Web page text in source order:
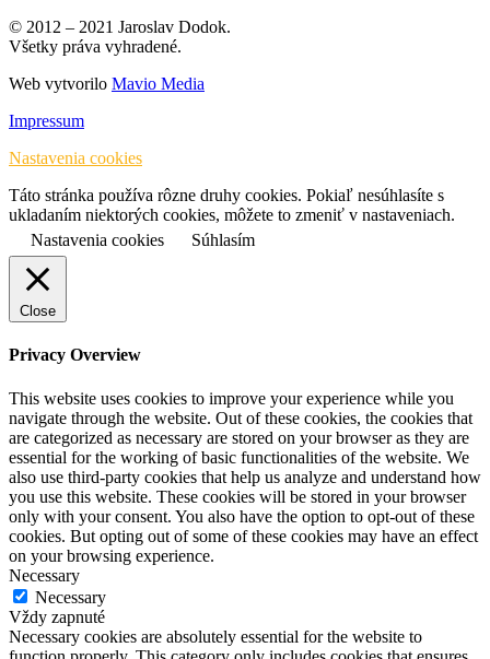
© 2012 – 2021 Jaroslav Dodok.
Všetky práva vyhradené.
Web vytvorilo Mavio Media
Impressum
Nastavenia cookies
Táto stránka používa rôzne druhy cookies. Pokiaľ nesúhlasíte s
ukladaním niektorých cookies, môžete to zmeniť v nastaveniach.
Nastavenia cookies
Súhlasím
Close
Privacy Overview
This website uses cookies to improve your experience while you
navigate through the website. Out of these cookies, the cookies that
are categorized as necessary are stored on your browser as they are
essential for the working of basic functionalities of the website. We
also use third-party cookies that help us analyze and understand how
you use this website. These cookies will be stored in your browser
only with your consent. You also have the option to opt-out of these
cookies. But opting out of some of these cookies may have an effect
on your browsing experience.
Necessary
Necessary
Vždy zapnuté
Necessary cookies are absolutely essential for the website to